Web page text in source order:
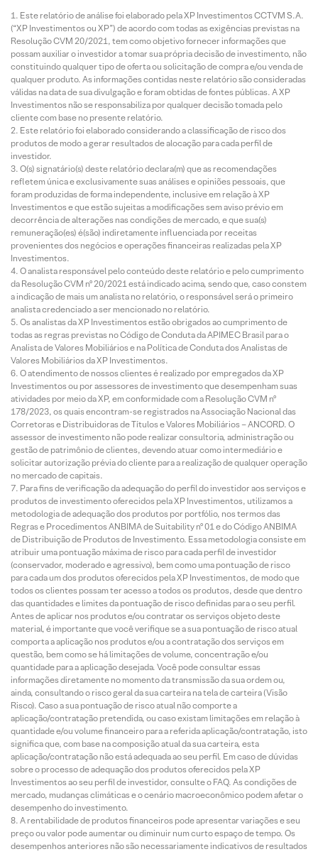
Este relatório de análise foi elaborado pela XP Investimentos CCTVM S.A.
(“XP Investimentos ou XP”) de acordo com todas as exigências previstas na
Resolução CVM 20/2021, tem como objetivo fornecer informações que
possam auxiliar o investidor a tomar sua própria decisão de investimento, não
constituindo qualquer tipo de oferta ou solicitação de compra e/ou venda de
qualquer produto. As informações contidas neste relatório são consideradas
válidas na data de sua divulgação e foram obtidas de fontes públicas. A XP
Investimentos não se responsabiliza por qualquer decisão tomada pelo
cliente com base no presente relatório.
Este relatório foi elaborado considerando a classificação de risco dos
produtos de modo a gerar resultados de alocação para cada perfil de
investidor.
O(s) signatário(s) deste relatório declara(m) que as recomendações
refletem única e exclusivamente suas análises e opiniões pessoais, que
foram produzidas de forma independente, inclusive em relação à XP
Investimentos e que estão sujeitas a modificações sem aviso prévio em
decorrência de alterações nas condições de mercado, e que sua(s)
remuneração(es) é(são) indiretamente influenciada por receitas
provenientes dos negócios e operações financeiras realizadas pela XP
Investimentos.
O analista responsável pelo conteúdo deste relatório e pelo cumprimento
da Resolução CVM nº 20/2021 está indicado acima, sendo que, caso constem
a indicação de mais um analista no relatório, o responsável será o primeiro
analista credenciado a ser mencionado no relatório.
Os analistas da XP Investimentos estão obrigados ao cumprimento de
todas as regras previstas no Código de Conduta da APIMEC Brasil para o
Analista de Valores Mobiliários e na Política de Conduta dos Analistas de
Valores Mobiliários da XP Investimentos.
O atendimento de nossos clientes é realizado por empregados da XP
Investimentos ou por assessores de investimento que desempenham suas
atividades por meio da XP, em conformidade com a Resolução CVM nº
178/2023, os quais encontram-se registrados na Associação Nacional das
Corretoras e Distribuidoras de Títulos e Valores Mobiliários – ANCORD. O
assessor de investimento não pode realizar consultoria, administração ou
gestão de patrimônio de clientes, devendo atuar como intermediário e
solicitar autorização prévia do cliente para a realização de qualquer operação
no mercado de capitais.
Para fins de verificação da adequação do perfil do investidor aos serviços e
produtos de investimento oferecidos pela XP Investimentos, utilizamos a
metodologia de adequação dos produtos por portfólio, nos termos das
Regras e Procedimentos ANBIMA de Suitability nº 01 e do Código ANBIMA
de Distribuição de Produtos de Investimento. Essa metodologia consiste em
atribuir uma pontuação máxima de risco para cada perfil de investidor
(conservador, moderado e agressivo), bem como uma pontuação de risco
para cada um dos produtos oferecidos pela XP Investimentos, de modo que
todos os clientes possam ter acesso a todos os produtos, desde que dentro
das quantidades e limites da pontuação de risco definidas para o seu perfil.
Antes de aplicar nos produtos e/ou contratar os serviços objeto deste
material, é importante que você verifique se a sua pontuação de risco atual
comporta a aplicação nos produtos e/ou a contratação dos serviços em
questão, bem como se há limitações de volume, concentração e/ou
quantidade para a aplicação desejada. Você pode consultar essas
informações diretamente no momento da transmissão da sua ordem ou,
ainda, consultando o risco geral da sua carteira na tela de carteira (Visão
Risco). Caso a sua pontuação de risco atual não comporte a
aplicação/contratação pretendida, ou caso existam limitações em relação à
quantidade e/ou volume financeiro para a referida aplicação/contratação, isto
significa que, com base na composição atual da sua carteira, esta
aplicação/contratação não está adequada ao seu perfil. Em caso de dúvidas
sobre o processo de adequação dos produtos oferecidos pela XP
Investimentos ao seu perfil de investidor, consulte o FAQ. As condições de
mercado, mudanças climáticas e o cenário macroeconômico podem afetar o
desempenho do investimento.
A rentabilidade de produtos financeiros pode apresentar variações e seu
preço ou valor pode aumentar ou diminuir num curto espaço de tempo. Os
desempenhos anteriores não são necessariamente indicativos de resultados